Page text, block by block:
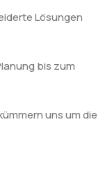
Lösungen
bis zum
uns um die